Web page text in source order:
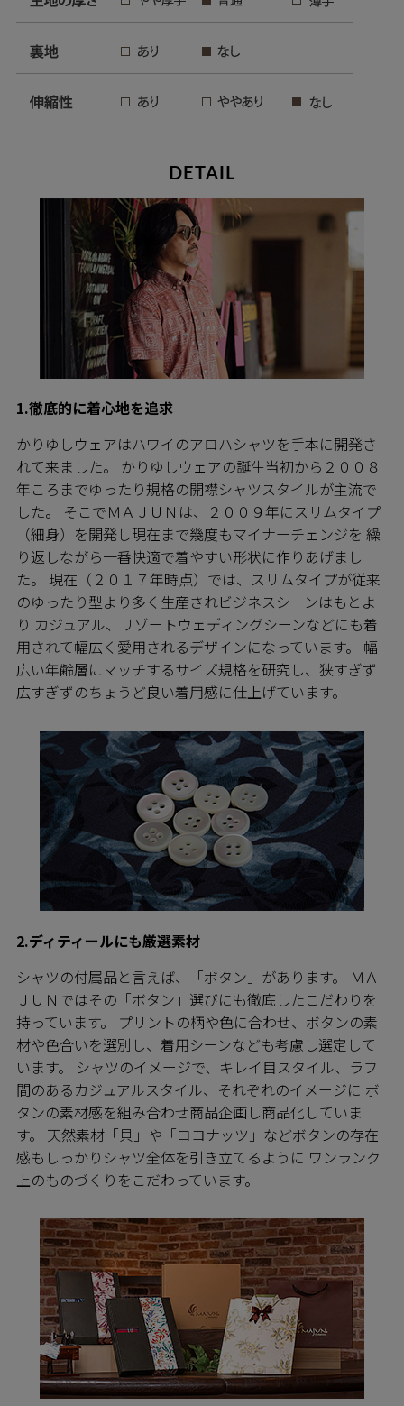
DETAIL
1.徹底的に着心地を追求
かりゆしウェアはハワイのアロハシャツを手本に開発さ
れて来ました。 かりゆしウェアの誕生当初から２００８
年ころまでゆったり規格の開襟シャツスタイルが主流で
した。 そこでＭＡＪＵＮは、２００９年にスリムタイプ
（細身）を開発し現在まで幾度もマイナーチェンジを 繰
り返しながら一番快適で着やすい形状に作りあげまし
た。 現在（２０１７年時点）では、スリムタイプが従来
のゆったり型より多く生産されビジネスシーンはもとよ
り カジュアル、リゾートウェディングシーンなどにも着
用されて幅広く愛用されるデザインになっています。 幅
広い年齢層にマッチするサイズ規格を研究し、狭すぎず
広すぎずのちょうど良い着用感に仕上げています。
2.ディティールにも厳選素材
シャツの付属品と言えば、「ボタン」があります。 ＭＡ
ＪＵＮではその「ボタン」選びにも徹底したこだわりを
持っています。 プリントの柄や色に合わせ、ボタンの素
材や色合いを選別し、着用シーンなども考慮し選定して
います。 シャツのイメージで、キレイ目スタイル、ラフ
間のあるカジュアルスタイル、それぞれのイメージに ボ
タンの素材感を組み合わせ商品企画し商品化していま
す。 天然素材「貝」や「ココナッツ」などボタンの存在
感もしっかりシャツ全体を引き立てるように ワンランク
上のものづくりをこだわっています。